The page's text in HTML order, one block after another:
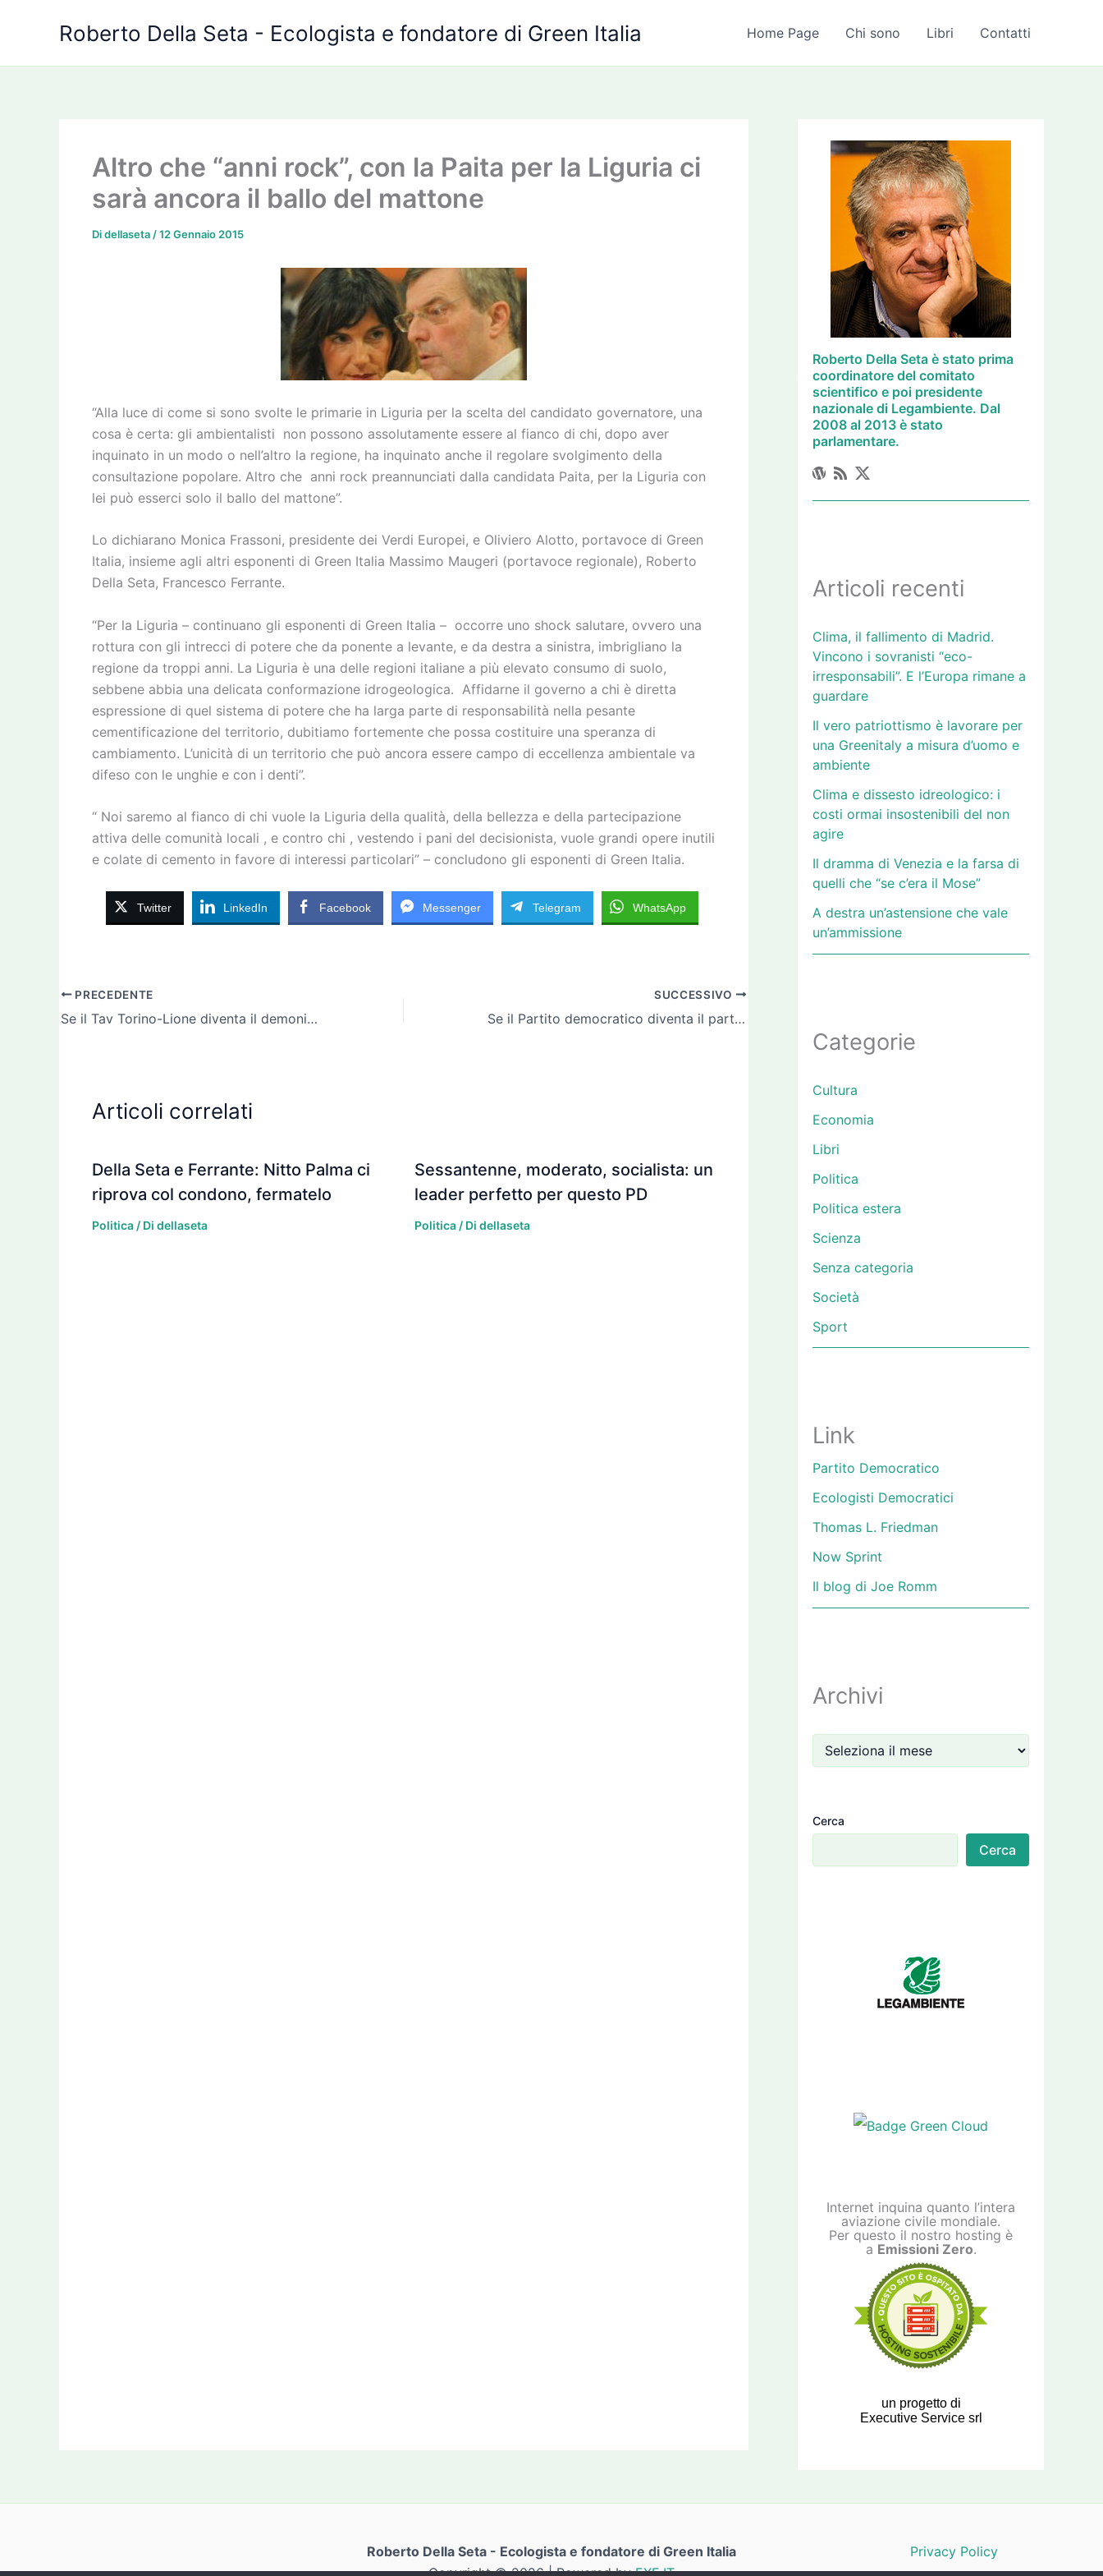
Roberto Della Seta - Ecologista e fondatore di Green Italia Home Page Chi sono Libri Contatti
Altro che “anni rock”, con la Paita per la Liguria ci
sarà ancora il ballo del mattone
Didellaseta /12 Gennaio 2015
“Alla luce di come si sono svolte le primarie in Liguria per la scelta del candidato governatore, una
cosa è certa: gli ambientalisti non possono assolutamente essere al fianco di chi, dopo aver
inquinato in un modo o nell’altro la regione, ha inquinato anche il regolare svolgimento della
consultazione popolare. Altro che anni rock preannunciati dalla candidata Paita, per la Liguria con
lei può esserci solo il ballo del mattone”.
Lo dichiarano Monica Frassoni, presidente dei Verdi Europei, e Oliviero Alotto, portavoce di Green
Italia, insieme agli altri esponenti di Green Italia Massimo Maugeri (portavoce regionale), Roberto
Della Seta, Francesco Ferrante.
“Per la Liguria – continuano gli esponenti di Green Italia – occorre uno shock salutare, ovvero una
rottura con gli intrecci di potere che da ponente a levante, e da destra a sinistra, imbrigliano la
regione da troppi anni. La Liguria è una delle regioni italiane a più elevato consumo di suolo,
sebbene abbia una delicata conformazione idrogeologica. Affidarne il governo a chi è diretta
espressione di quel sistema di potere che ha larga parte di responsabilità nella pesante
cementificazione del territorio, dubitiamo fortemente che possa costituire una speranza di
cambiamento. L’unicità di un territorio che può ancora essere campo di eccellenza ambientale va
difeso con le unghie e con i denti”.
“ Noi saremo al fianco di chi vuole la Liguria della qualità, della bellezza e della partecipazione
attiva delle comunità locali , e contro chi , vestendo i pani del decisionista, vuole grandi opere inutili
e colate di cemento in favore di interessi particolari” – concludono gli esponenti di Green Italia.
Twitter LinkedIn Facebook Messenger Telegram WhatsApp
PRECEDENTE
Se il Tav Torino-Lione diventa il demonio oppure Dio
SUCCESSIVO
Se il Partito democratico diventa il partito delle “mani sulla città”
Articoli correlati
Della Seta e Ferrante: Nitto Palma ci
riprova col condono, fermatelo
Politica / Di dellaseta
Sessantenne, moderato, socialista: un
leader perfetto per questo PD
Politica/ Di dellaseta
Roberto Della Seta è stato prima
coordinatore del comitato
scientifico e poi presidente
nazionale di Legambiente. Dal
2008 al 2013 è stato
parlamentare.
Articoli recenti
Clima, il fallimento di Madrid.
Vincono i sovranisti “eco-
irresponsabili”. E l’Europa rimane a
guardare
Il vero patriottismo è lavorare per
una Greenitaly a misura d’uomo e
ambiente
Clima e dissesto idreologico: i
costi ormai insostenibili del non
agire
Il dramma di Venezia e la farsa di
quelli che “se c’era il Mose”
A destra un’astensione che vale
un’ammissione
Categorie
Cultura
Economia
Libri
Politica
Politica estera
Scienza
Senza categoria
Società
Sport
Link
Partito Democratico
Ecologisti Democratici
Thomas L. Friedman
Now Sprint
Il blog di Joe Romm
Archivi
c
Cerca
Cerca
Internet inquina quanto l’intera
aviazione civile mondiale.
Per questo il nostro hosting è
a Emissioni Zero.
un progetto di
Executive Service srl
Roberto Della Seta - Ecologista e fondatore di Green Italia
Privacy Policy